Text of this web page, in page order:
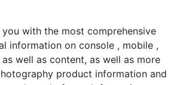
you with the most comprehensive
information on console , mobile ,
as well as content, as well as more
product information and